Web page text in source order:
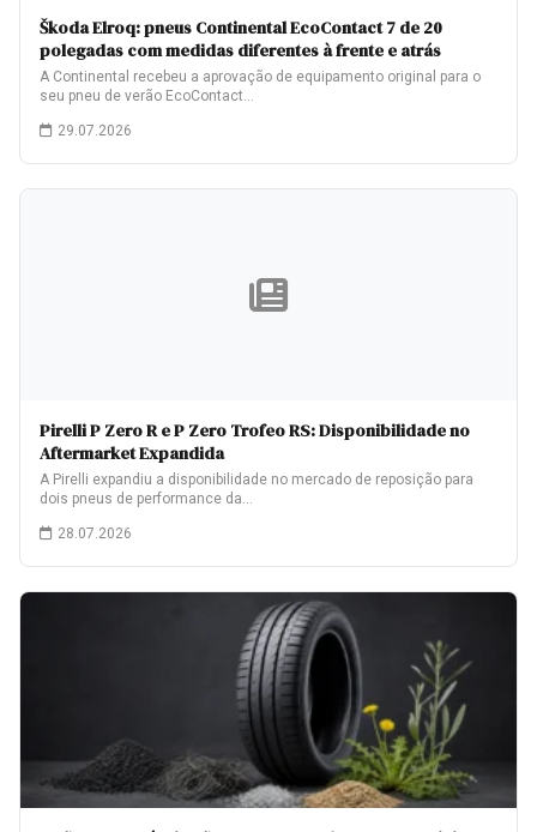
Škoda Elroq: pneus Continental EcoContact 7 de 20
polegadas com medidas diferentes à frente e atrás
A Continental recebeu a aprovação de equipamento original para o
seu pneu de verão EcoContact…
29.07.2026
Pirelli P Zero R e P Zero Trofeo RS: Disponibilidade no
Aftermarket Expandida
A Pirelli expandiu a disponibilidade no mercado de reposição para
dois pneus de performance da…
28.07.2026